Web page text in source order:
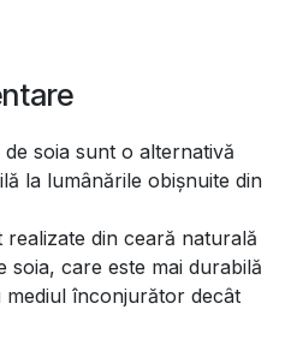
soia sunt o alternativă
la lumânările obișnuite din
din ceară naturală
soia, care este mai durabilă
mediul înconjurător decât